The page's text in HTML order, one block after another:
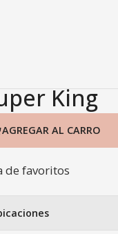
Super King
144
King
AGREGAR AL CARRO
de favoritos